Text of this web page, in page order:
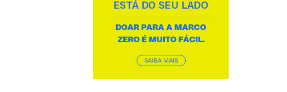
ESTÁ DO SEU LADO
DOAR PARA A MARCO
ZERO É MUITO FÁCIL.
SAIBA MAIS